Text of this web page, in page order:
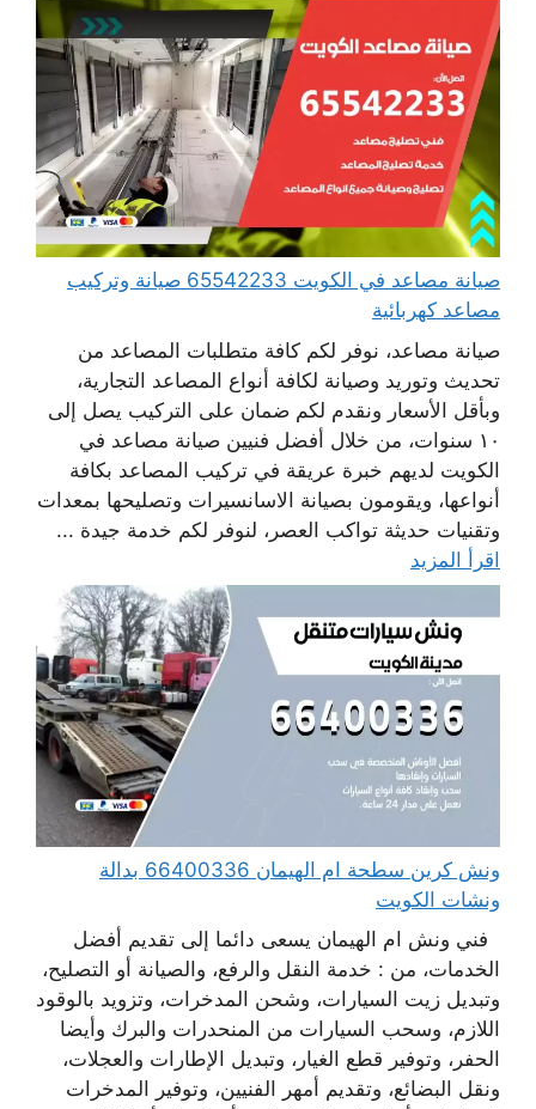
صيانة مصاعد في الكويت 65542233 صيانة وتركيب
مصاعد كهربائية
صيانة مصاعد، نوفر لكم كافة متطلبات المصاعد من
تحديث وتوريد وصيانة لكافة أنواع المصاعد التجارية،
وبأقل الأسعار ونقدم لكم ضمان على التركيب يصل إلى
١٠ سنوات، من خلال أفضل فنيين صيانة مصاعد في
الكويت لديهم خبرة عريقة في تركيب المصاعد بكافة
أنواعها، ويقومون بصيانة الاسانسيرات وتصليحها بمعدات
وتقنيات حديثة تواكب العصر، لنوفر لكم خدمة جيدة ...
اقرأ المزيد
ونش كرين سطحة ام الهيمان 66400336 بدالة
ونشات الكويت
فني ونش ام الهيمان يسعى دائما إلى تقديم أفضل
الخدمات، من : خدمة النقل والرفع، والصيانة أو التصليح،
وتبديل زيت السيارات، وشحن المدخرات، وتزويد بالوقود
اللازم، وسحب السيارات من المنحدرات والبرك وأيضا
الحفر، وتوفير قطع الغيار، وتبديل الإطارات والعجلات،
ونقل البضائع، وتقديم أمهر الفنيين، وتوفير المدخرات